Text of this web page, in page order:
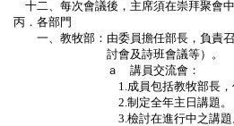
十二、每次會議後，主席須在崇拜聚會
丙．各部門
一、教牧部：由委員擔任部長，負責召
討會及詩班會議等）。
ａ 講員交流會：
1.成員包括教牧部長，傳道
2.制定全年主日講題。
3.檢討在進行中之講題